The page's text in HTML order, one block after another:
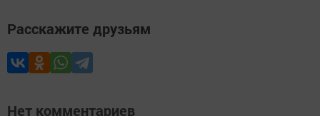
Расскажите друзьям
Нет комментариев